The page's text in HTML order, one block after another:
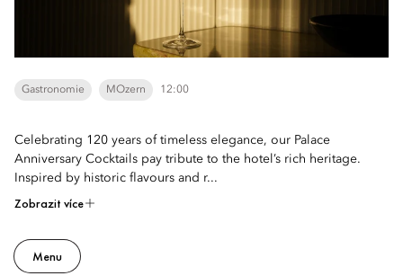
Gastronomie MOzern 12:00
Celebrating 120 years of timeless elegance, our Palace
Anniversary Cocktails pay tribute to the hotel’s rich heritage.
Inspired by historic flavours and r...
Zobrazit více
Menu